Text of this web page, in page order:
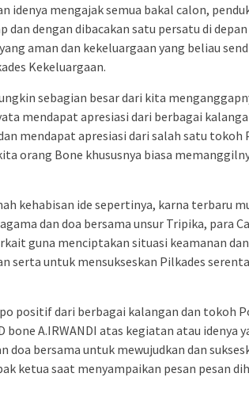
idenya mengajak semua bakal calon,
dan dengan dibacakan satu persatu di
aman dan kekeluargaan yang beliau
Kekeluargaan.
sebagian besar dari kita
mendapat apresiasi dari berbagai
mendapat apresiasi dari salah satu
orang Bone khususnya biasa
kehabisan ide sepertinya, karna terbaru
dan doa bersama unsur Tripika, para
guna menciptakan situasi keamanan
serta untuk mensukseskan Pilkades
positif dari berbagai kalangan dan tokoh
bone A.IRWANDI atas kegiatan atau idenya
doa bersama untuk mewujudkan dan
ketua saat menyampaikan pesan pesan